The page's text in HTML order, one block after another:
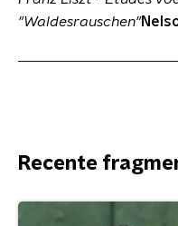
"Waldesrauschen"
Recente